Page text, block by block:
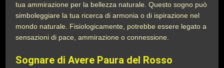
tua ammirazione per la bellezza naturale. Questo sogno può
simboleggiare la tua ricerca di armonia o di ispirazione nel
mondo naturale. Fisiologicamente, potrebbe essere legato a
sensazioni di pace, ammirazione o connessione.
Sognare di Avere Paura del Rosso